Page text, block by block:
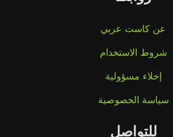
عن كاست عربي
شروط الاستخدام
إخلاء مسؤولية
سياسة الخصوصية
للتواصل